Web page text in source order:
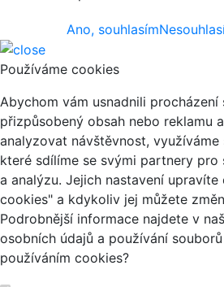
Ano, souhlasím
Používáme cookies
Abychom vám usnadnili procházení
přizpůsobený obsah nebo reklamu
analyzovat návštěvnost,
které sdílíme se svými partnery pro
a analýzu. Jejich nastavení
cookies" a kdykoliv jej můžete
Podrobnější informace najdete v
osobních údajů a používání
používáním cookies?